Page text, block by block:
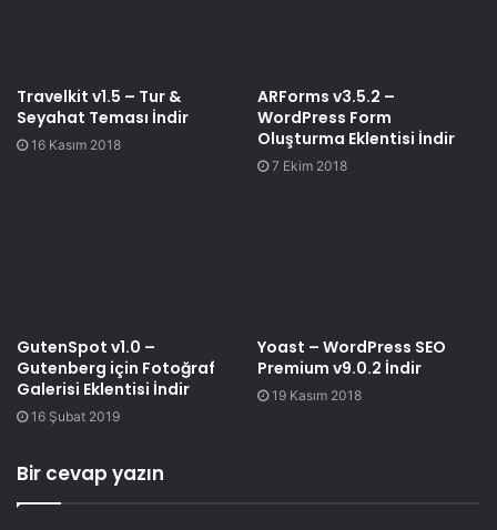
Travelkit v1.5 – Tur &
Seyahat Teması İndir
16 Kasım 2018
ARForms v3.5.2 –
WordPress Form
Oluşturma Eklentisi İndir
7 Ekim 2018
GutenSpot v1.0 –
Gutenberg için Fotoğraf
Galerisi Eklentisi İndir
16 Şubat 2019
Yoast – WordPress SEO
Premium v9.0.2 İndir
19 Kasım 2018
Bir cevap yazın